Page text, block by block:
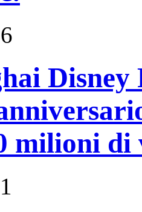
Disney
milioni